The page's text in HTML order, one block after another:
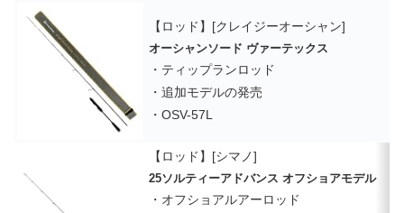
【ロッド】[クレイジーオーシャン]
オーシャンソード ヴァーテックス
・ティップランロッド
・追加モデルの発売
・OSV-57L
【ロッド】[シマノ]
25ソルティーアドバンス オフショアモデル
・オフショアルアーロッド